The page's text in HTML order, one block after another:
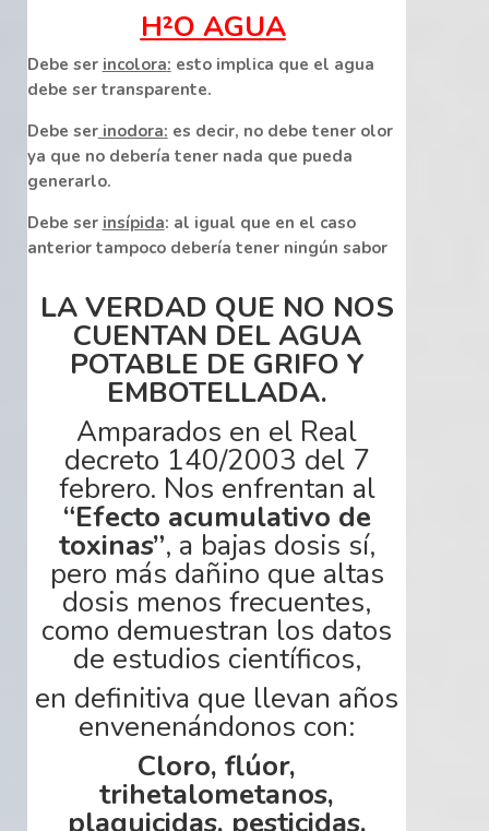
H²O AGUA
Debe ser incolora: esto implica que el agua
debe sertransparente.
Debe serinodora: es decir, no debe tener olor
ya que no debería tener nada que pueda
generarlo.
Debe ser insípida: al igual que en el caso
anterior tampoco debería tener ningún sabor
LA VERDAD QUE NO NOS
CUENTAN DEL AGUA
POTABLE DE GRIFO Y
EMBOTELLADA.
Amparados en el Real
decreto 140/2003 del 7
febrero. Nos enfrentan al
“Efecto acumulativo de
toxinas”, a bajas dosis sí,
pero más dañino que altas
dosis menos frecuentes,
como demuestran los datos
de estudios científicos,
en definitiva que llevan años
envenenándonos con:
Cloro, flúor,
trihetalometanos,
plaguicidas, pesticidas,